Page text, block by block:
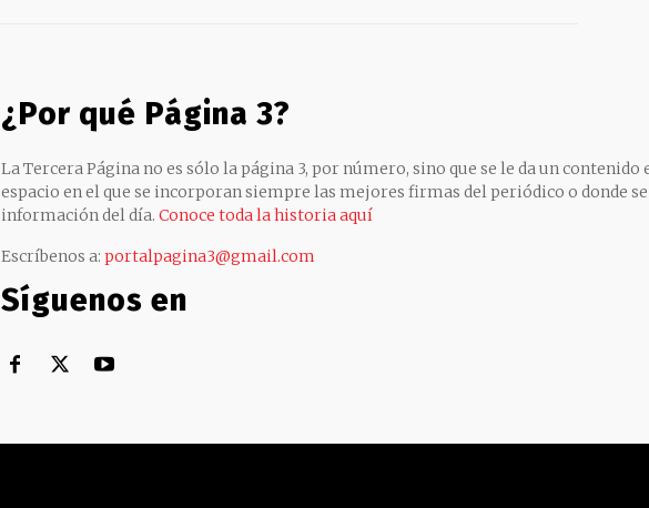
¿Por qué Página 3?
La Tercera Página no es sólo la página 3, por número, sino que se le da un contenido
espacio en el que se incorporan siempre las mejores firmas del periódico o donde
información del día. Conoce toda la historia aquí
Escríbenos a: portalpagina3@gmail.com
Síguenos en